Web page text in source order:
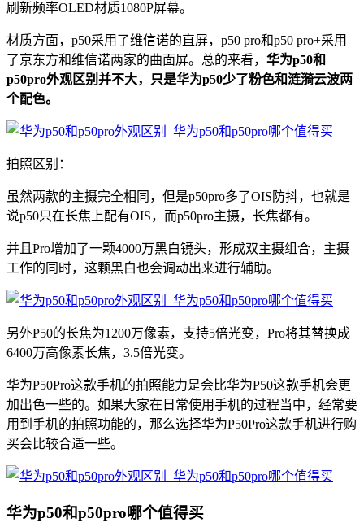
刷新频率OLED材质1080P屏幕。
材质方面，p50采用了维信诺的直屏，p50 pro和p50 pro+采用
了京东方和维信诺两家的曲面屏。总的来看， 华为p50和
p50pro外观区别并不大，只是华为p50少了粉色和涟漪云波两
个配色。
拍照区别：
虽然两款的主摄完全相同，但是p50pro多了OIS防抖，也就是
说p50只在长焦上配有OIS，而p50pro主摄，长焦都有。
并且Pro增加了一颗4000万黑白镜头，形成双主摄组合，主摄
工作的同时，这颗黑白也会调动出来进行辅助。
另外P50的长焦为1200万像素，支持5倍光变，Pro将其替换成
6400万高像素长焦，3.5倍光变。
华为P50Pro这款手机的拍照能力是会比华为P50这款手机会更
加出色一些的。如果大家在日常使用手机的过程当中，经常要
用到手机的拍照功能的，那么选择华为P50Pro这款手机进行购
买会比较合适一些。
华为p50和p50pro哪个值得买